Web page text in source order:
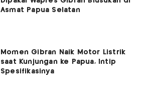
Asmat Papua Selatan
Momen Gibran Naik Motor Listrik
saat Kunjungan ke Papua, Intip
Spesifikasinya